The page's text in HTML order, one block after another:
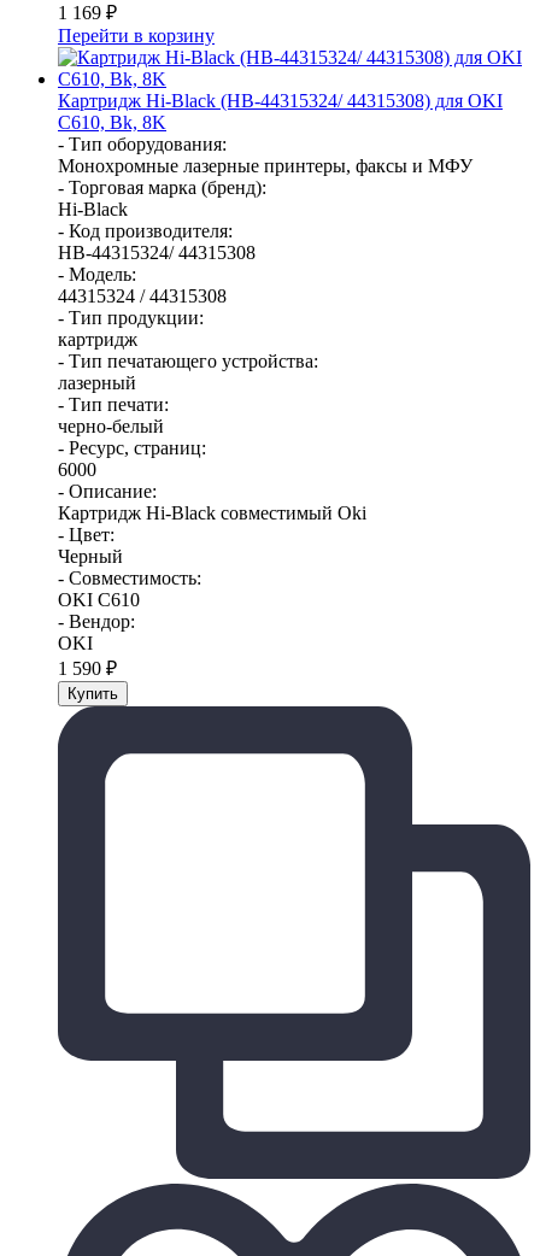
1 169 ₽
Перейти в корзину
Картридж Hi-Black (HB-44315324/ 44315308) для OKI
C610, Bk, 8K
- Тип оборудования:
Монохромные лазерные принтеры, факсы и МФУ
- Торговая марка (бренд):
Hi-Black
- Код производителя:
HB-44315324/ 44315308
- Модель:
44315324 / 44315308
- Тип продукции:
картридж
- Тип печатающего устройства:
лазерный
- Тип печати:
черно-белый
- Ресурс, страниц:
6000
- Описание:
Картридж Hi-Black совместимый Oki
- Цвет:
Черный
- Совместимость:
OKI C610
- Вендор:
OKI
1 590 ₽